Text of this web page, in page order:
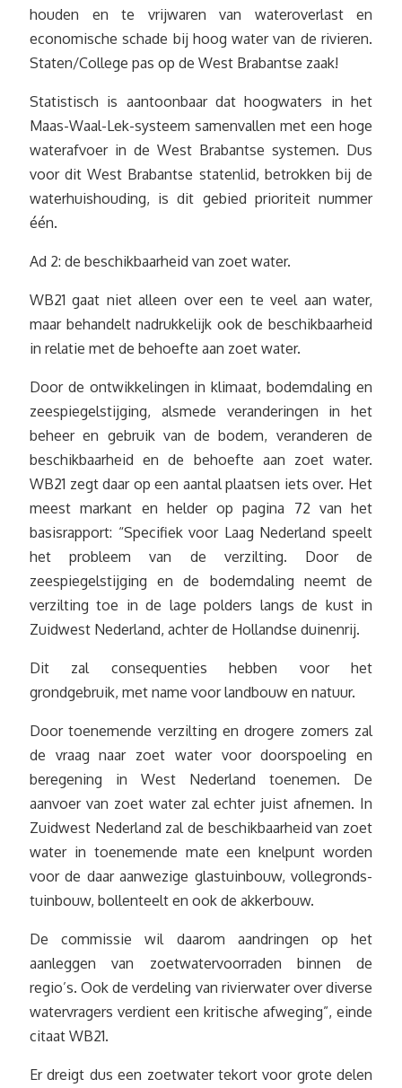
houden en te vrijwaren van wateroverlast en
economische schade bij hoog water van de rivieren.
Staten/College pas op de West Brabantse zaak!
Statistisch is aantoonbaar dat hoogwaters in het
Maas-Waal-Lek-systeem samenvallen met een hoge
waterafvoer in de West Brabantse systemen. Dus
voor dit West Brabantse statenlid, betrokken bij de
waterhuishouding, is dit gebied prioriteit nummer
één.
Ad 2: de beschikbaarheid van zoet water.
WB21 gaat niet alleen over een te veel aan water,
maar behandelt nadrukkelijk ook de beschikbaarheid
in relatie met de behoefte aan zoet water.
Door de ontwikkelingen in klimaat, bodemdaling en
zeespiegelstijging, alsmede veranderingen in het
beheer en gebruik van de bodem, veranderen de
beschikbaarheid en de behoefte aan zoet water.
WB21 zegt daar op een aantal plaatsen iets over. Het
meest markant en helder op pagina 72 van het
basisrapport: “Specifiek voor Laag Nederland speelt
het probleem van de verzilting. Door de
zeespiegelstijging en de bodemdaling neemt de
verzilting toe in de lage polders langs de kust in
Zuidwest Nederland, achter de Hollandse duinenrij.
Dit zal consequenties hebben voor het
grondgebruik, met name voor landbouw en natuur.
Door toenemende verzilting en drogere zomers zal
de vraag naar zoet water voor doorspoeling en
beregening in West Nederland toenemen. De
aanvoer van zoet water zal echter juist afnemen. In
Zuidwest Nederland zal de beschikbaarheid van zoet
water in toenemende mate een knelpunt worden
voor de daar aanwezige glastuinbouw, vollegronds-
tuinbouw, bollenteelt en ook de akkerbouw.
De commissie wil daarom aandringen op het
aanleggen van zoetwatervoorraden binnen de
regio’s. Ook de verdeling van rivierwater over diverse
watervragers verdient een kritische afweging”, einde
citaat WB21.
Er dreigt dus een zoetwater tekort voor grote delen